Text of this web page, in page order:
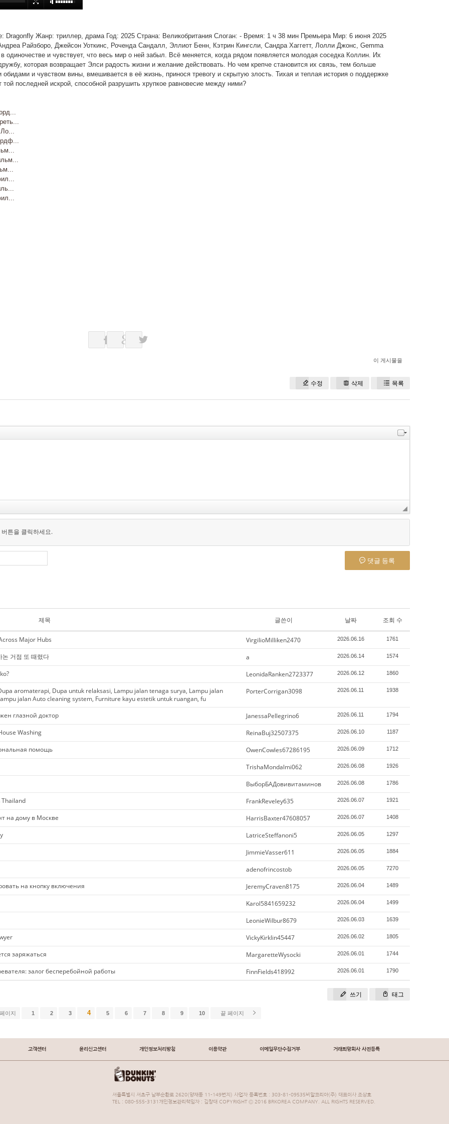
Dragonfly Жанр: триллер, драма Год: 2025 Страна: Великобритания Слоган: - Время: 1 ч 38 мин Премьера Мир: 6 июня 2025
Райзборо, Джейсон Уоткинс, Роченда Сандалл, Эллиот Бенн, Кэтрин Кингсли, Сандра Хаггетт, Лолли Джонс, Gemma
и чувствует, что весь мир о ней забыл. Всё меняется, когда рядом появляется молодая соседка Коллин. Их
которая возвращает Элси радость жизни и желание действовать. Но чем крепче становится их связь, тем больше
и чувством вины, вмешивается в её жизнь, принося тревогу и скрытую злость. Тихая и теплая история о поддержке
последней искрой, способной разрушить хрупкое равновесие между ними?
이 게시물을
수정 삭제 목록
튼을 클릭하세요.
댓글 등록
제목 글쓴이 날짜 조회 수
Major Hubs VirgilioMilliken2470 2026.06.16 1761
논 거점 또 때렸다 a 2026.06.14 1574
LeonidaRanken2723377 2026.06.12 1860
aromaterapi, Dupa untuk relaksasi, Lampu jalan tenaga surya, Lampu jalan
jalan Auto cleaning system, Furniture kayu estetik untuk ruangan, fu
PorterCorrigan3098 2026.06.11 1938
глазной доктор JanessaPellegrino6 2026.06.11 1794
Washing ReinaBuj32507375 2026.06.10 1187
помощь OwenCowles67286195 2026.06.09 1712
TrishaMondalmi062 2026.06.08 1926
ВыборБАДовивитаминов 2026.06.08 1786
Thailand FrankReveley635 2026.06.07 1921
на дому в Москве HarrisBaxter47608057 2026.06.07 1408
LatriceSteffanoni5 2026.06.05 1297
JimmieVasser611 2026.06.05 1884
adenofrincostob 2026.06.05 7270
на кнопку включения JeremyCraven8175 2026.06.04 1489
Karol5841659232 2026.06.04 1499
LeonieWilbur8679 2026.06.03 1639
VickyKirklin45447 2026.06.02 1805
заряжаться MargaretteWysocki 2026.06.01 1744
залог бесперебойной работы FinnFields418992 2026.06.01 1790
쓰기 태그
이지 1 2 3 4 5 6 7 8 9 10 끝 페이지
고객센터 윤리신고센터 개인정보처리방침 이용약관 이메일무단수집거부 거래희망회사 사전등록
서울특별시 서초구 남부순환로 2620(양재동 11-149번지) 사업자 등록번호 : 303-81-09535비알코리아(주) 대표이사 조상호
TEL : 080-555-3131개인정보관리책임자 : 김창대 COPYRIGHT Ⓒ 2016 BRKOREA COMPANY. ALL RIGHTS RESERVED.